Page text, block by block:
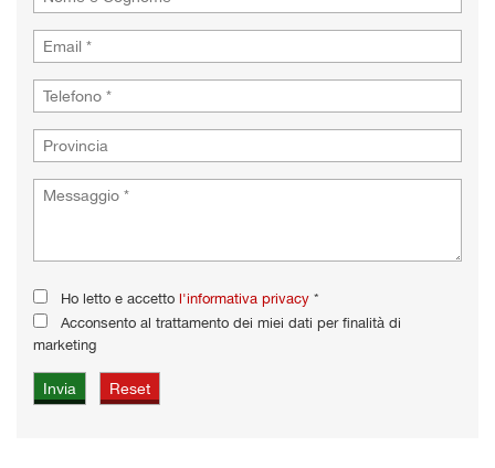
Ho letto e accetto l'informativa privacy *
Acconsento al trattamento dei miei dati per finalità di
marketing